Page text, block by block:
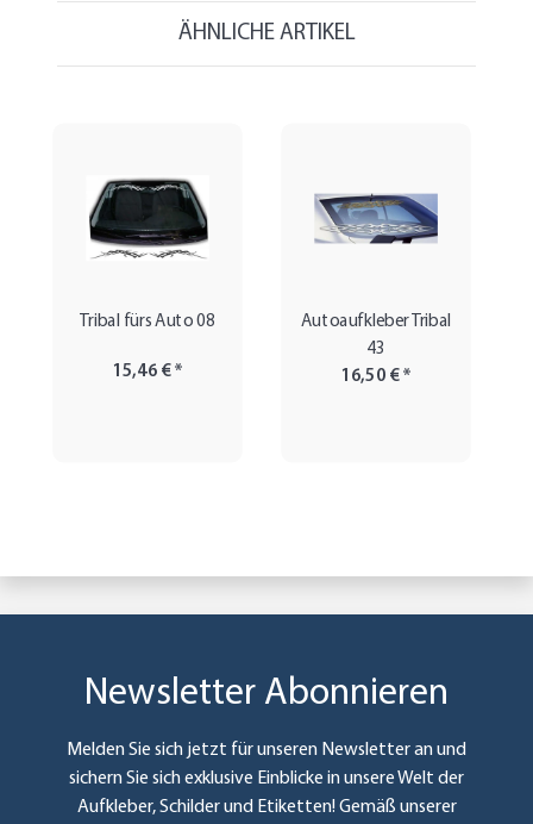
ÄHNLICHE ARTIKEL
Tribal fürs Auto 08
15,46 €*
Autoaufkleber Tribal
43
16,50 €*
Newsletter Abonnieren
Melden Sie sich jetzt für unseren Newsletter an und
sichern Sie sich exklusive Einblicke in unsere Welt der
Aufkleber, Schilder und Etiketten! Gemäß unserer